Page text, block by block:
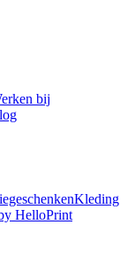
bij
Kleding
HelloPrint